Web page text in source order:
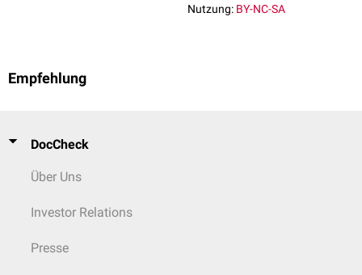
Nutzung: BY-NC-SA
Empfehlung
DocCheck
Über Uns
Investor Relations
Presse